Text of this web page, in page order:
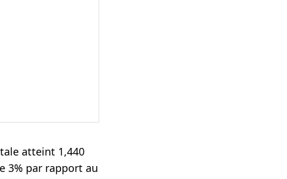
atteint 1,440
3% par rapport au